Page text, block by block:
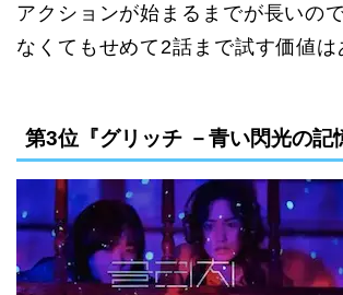
アクションが始まるまでが長いの
なくてもせめて2話まで試す価値は
第3位『グリッチ －青い閃光の記